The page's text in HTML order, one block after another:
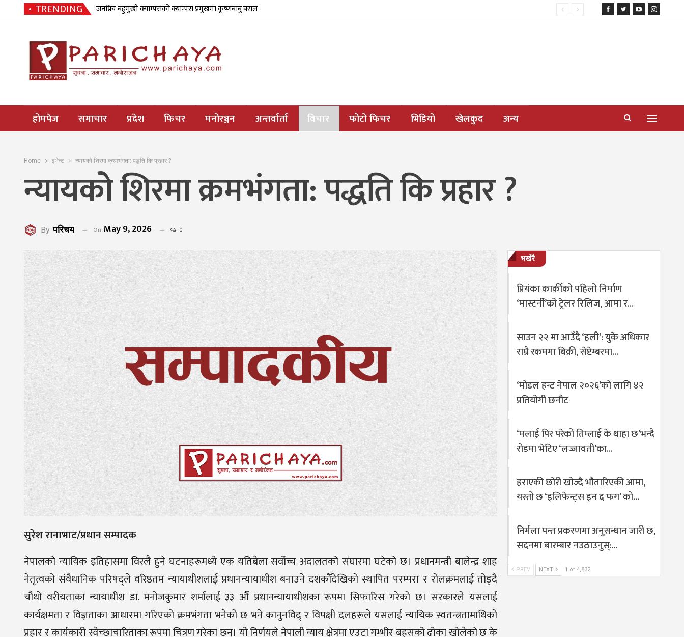
TRENDING जनप्रिय बहुमुखी क्याम्पसको क्याम्पस प्रमुखमा कृष्णबाबु बराल
होमपेज समाचार प्रदेश फिचर मनोरञ्जन अन्तर्वार्ता विचार फोटो फिचर भिडियो खेलकुद अन्य
Home इभेन्ट न्यायको शिरमा क्रमभंगता: पद्धति कि प्रहार ?
न्यायको शिरमा क्रमभंगता: पद्धति कि प्रहार ?
By परिचय On May 9, 2026 0
सुरेश रानाभाट/प्रधान सम्पादक
नेपालको न्यायिक इतिहासमा विरलै हुने घटनाहरूमध्ये एक यतिबेला सर्वोच्च अदालतको संघारमा घटेको छ। प्रधानमन्त्री बालेन्द्र शाह
नेतृत्वको संवैधानिक परिषद्ले वरिष्ठतम न्यायाधीशलाई प्रधानन्यायाधीश बनाउने दशकौँदेखिको स्थापित परम्परा र रोलक्रमलाई तोड्दै
चौथो वरीयताका न्यायाधीश डा. मनोजकुमार शर्मालाई ३३ औँ प्रधानन्यायाधीशका रूपमा सिफारिस गरेको छ। सरकारले यसलाई
कार्यक्षमता र विज्ञताका आधारमा गरिएको क्रमभंगता भनेको छ भने कानुनविद् र विपक्षी दलहरूले यसलाई न्यायिक स्वतन्त्रतामाथिको
प्रहार र कार्यकारी स्वेच्छाचारिताका रूपमा चित्रण गरेका छन्। यो निर्णयले नेपाली न्याय क्षेत्रमा एउटा गम्भीर बहसको ढोका खोलेको छ के
भर्खरै
प्रियंका कार्कीको पहिलो निर्माण
‘मास्टर्नी’को ट्रेलर रिलिज, आमा र…
साउन २२ मा आउँदै ‘हली’: युके अधिकार
राम्रै रकममा बिक्री, सेप्टेम्बरमा…
‘मोडल हन्ट नेपाल २०२६’को लागि ४२
प्रतियोगी छनौट
‘मलाई पिर परेको तिम्लाई के थाहा छ’भन्दै
रोडमा भेटिए ‘लज्जावती’का…
हराएकी छोरी खोज्दै भौतारिएकी आमा,
यस्तो छ ‘इलिफेन्ट्स इन द फग’ को…
निर्मला पन्त प्रकरणमा अनुसन्धान जारी छ,
सदनमा बारम्बार नउठाउनुस्:…
PREV NEXT 1 of 4,832